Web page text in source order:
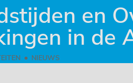
NIEUWS
en
in de